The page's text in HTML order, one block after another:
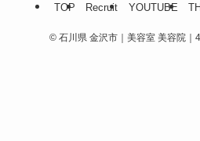
TOP Recruit YOUTUBE
©石川県 金沢市｜美容室 美容院｜